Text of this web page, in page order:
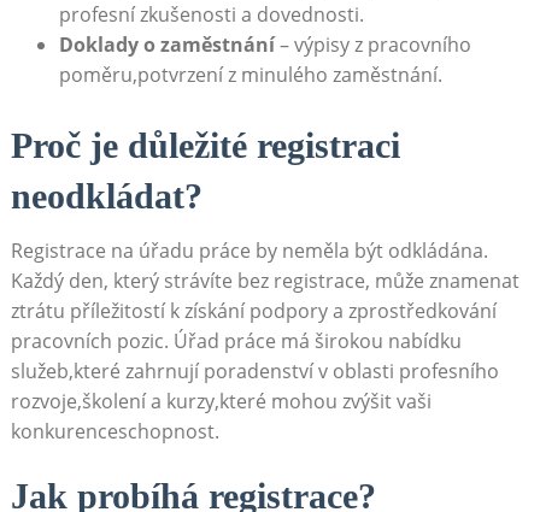
profesní‍ zkušenosti a dovednosti.
Doklady o zaměstnání–‌ výpisy z​ pracovního
poměru,potvrzení z minulého zaměstnání.
Proč je důležité ⁤registraci
neodkládat?
Registrace ⁣na ‍úřadu práce by neměla⁣ být odkládána.
‍Každý den,⁣ který strávíte bez ⁤registrace, ⁤může znamenat
ztrátu příležitostí k získání podpory a zprostředkování
pracovních pozic. Úřad práce má širokou nabídku
služeb,které zahrnují poradenství v oblasti profesního​
rozvoje,školení a kurzy,které ⁤mohou zvýšit vaši
konkurenceschopnost.
Jak probíhá registrace?